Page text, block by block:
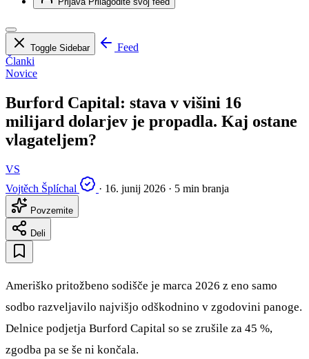
Toggle Sidebar
Feed
Članki
Novice
Burford Capital: stava v višini 16
milijard dolarjev je propadla. Kaj ostane
vlagateljem?
VS
Vojtěch Šplíchal
· 16. junij 2026 · 5 min branja
Povzemite
Deli
Ameriško pritožbeno sodišče je marca 2026 z eno samo
sodbo razveljavilo najvišjo odškodnino v zgodovini panoge.
Delnice podjetja Burford Capital so se zrušile za 45 %,
zgodba pa se še ni končala.